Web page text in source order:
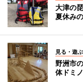
大津の
夏休み
見る・遊ぶ
野洲市
体ドミ